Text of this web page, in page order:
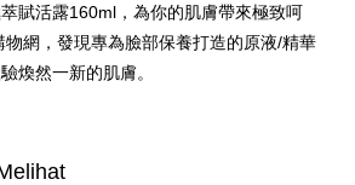
pembayaran atau pemberitahuan tolak aplikasi
tempoh pembayaran adalah 14 hari. Walau
percuma untuk pesanan
賦活露160ml，為你的肌膚帶來極致呵
網，發現專為臉部保養打造的原液/精華
煥然一新的肌膚。